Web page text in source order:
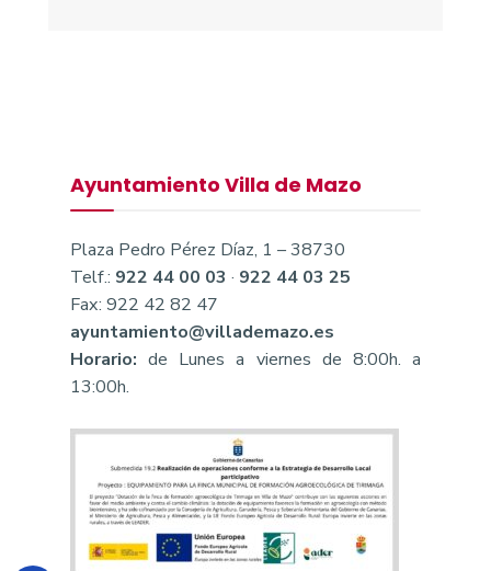
Ayuntamiento Villa de Mazo
Plaza Pedro Pérez Díaz, 1 – 38730
Telf.: 922 44 00 03 · 922 44 03 25
Fax: 922 42 82 47
ayuntamiento@villademazo.es
Horario: de Lunes a viernes de 8:00h. a
13:00h.